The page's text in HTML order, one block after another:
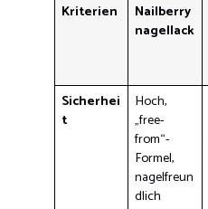
Kriterien
Nailberry
nagellack
Sicherhei
t
Hoch,
„free-
from“-
Formel,
nagelfreun
dlich